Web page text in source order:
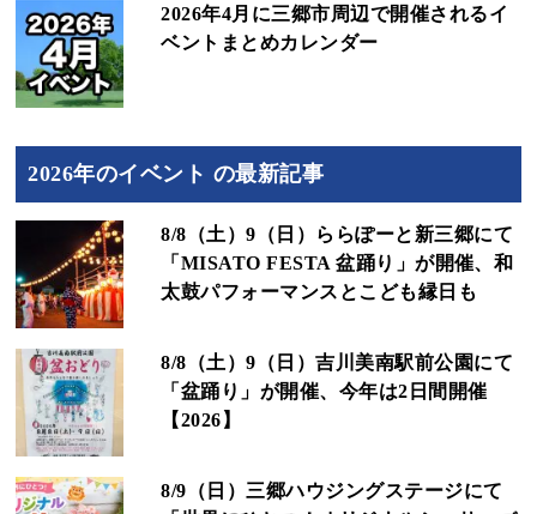
2026年4月に三郷市周辺で開催されるイ
ベントまとめカレンダー
2026年のイベント の最新記事
8/8（土）9（日）ららぽーと新三郷にて
「MISATO FESTA 盆踊り」が開催、和
太鼓パフォーマンスとこども縁日も
8/8（土）9（日）吉川美南駅前公園にて
「盆踊り」が開催、今年は2日間開催
【2026】
8/9（日）三郷ハウジングステージにて